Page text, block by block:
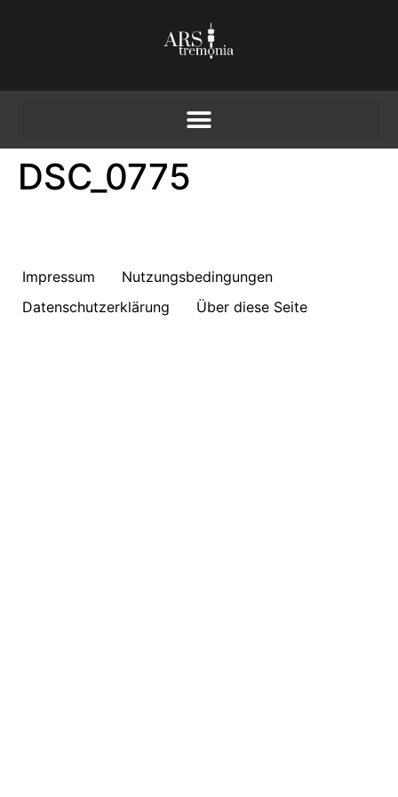
DSC_0775
Impressum
Nutzungsbedingungen
Datenschutzerklärung
Über diese Seite